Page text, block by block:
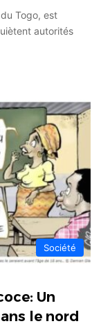
Togo, est
autorités
Société
Un
le nord